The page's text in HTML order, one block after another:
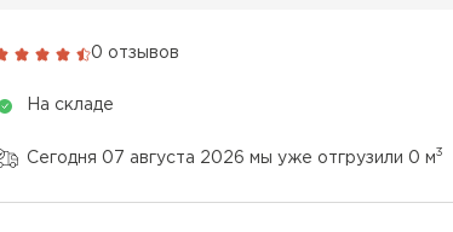
0 отзывов
На складе
Сегодня 07 августа 2026 мы уже отгрузили 0 м3